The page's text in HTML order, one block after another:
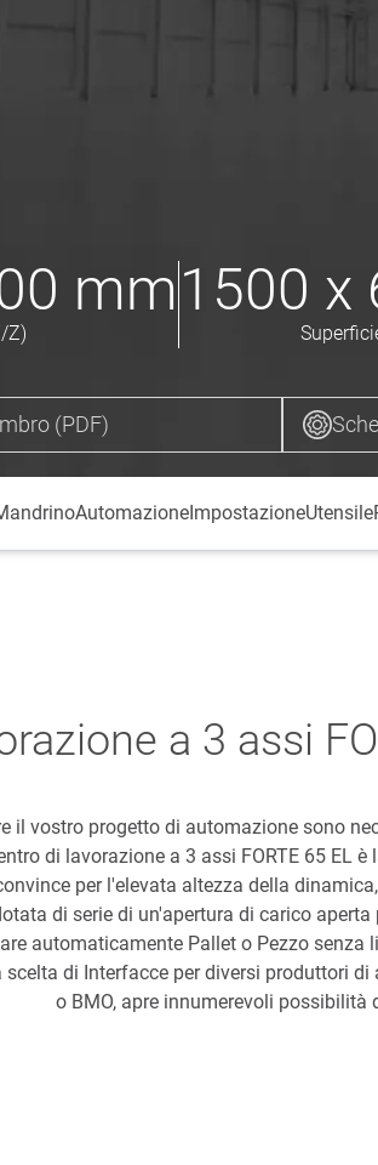
mm
Z)
1500 x
(PDF)
AutomazioneImpostazioneUtensile
a 3 assi
il vostro progetto di automazione sono
di lavorazione a 3 assi FORTE 65 EL
per l'elevata altezza della
di serie di un'apertura di carico
automaticamente Pallet o Pezzo senza
di Interfacce per diversi produttori di
o BMO, apre innumerevoli possibilità